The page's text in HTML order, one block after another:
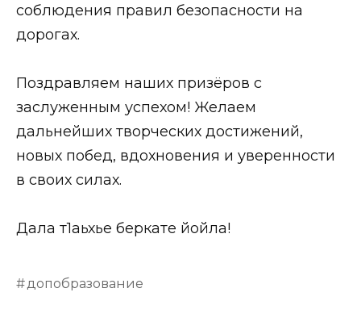
соблюдения правил безопасности на
дорогах.
Поздравляем наших призёров с
заслуженным успехом! Желаем
дальнейших творческих достижений,
новых побед, вдохновения и уверенности
в своих силах.
Дала т1аьхье беркате йойла!
допобразование